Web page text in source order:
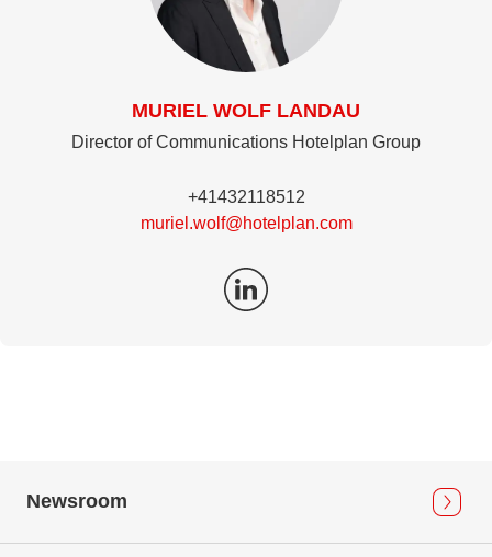
MURIEL WOLF LANDAU
Director of Communications Hotelplan Group
+41432118512
muriel.wolf@hotelplan.com
Newsroom